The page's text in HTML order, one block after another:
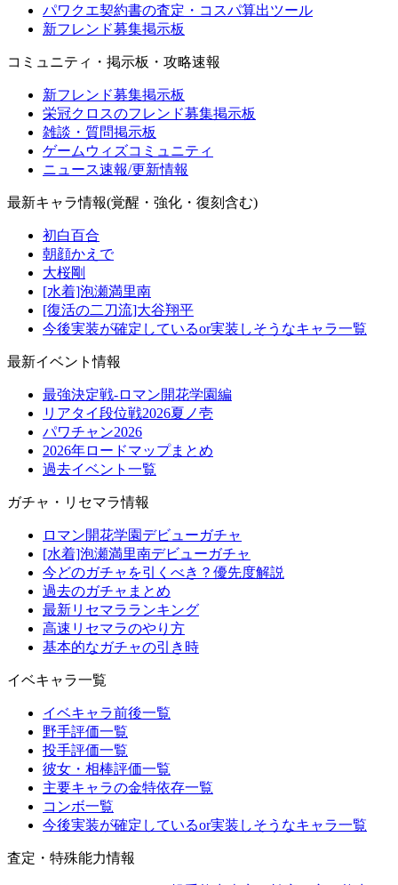
パワクエ契約書の査定・コスパ算出ツール
新フレンド募集掲示板
コミュニティ・掲示板・攻略速報
新フレンド募集掲示板
栄冠クロスのフレンド募集掲示板
雑談・質問掲示板
ゲームウィズコミュニティ
ニュース速報/更新情報
最新キャラ情報(覚醒・強化・復刻含む)
初白百合
朝顔かえで
大桜剛
[水着]泡瀬満里南
[復活の二刀流]大谷翔平
今後実装が確定しているor実装しそうなキャラ一覧
最新イベント情報
最強決定戦-ロマン開花学園編
リアタイ段位戦2026夏ノ壱
パワチャン2026
2026年ロードマップまとめ
過去イベント一覧
ガチャ・リセマラ情報
ロマン開花学園デビューガチャ
[水着]泡瀬満里南デビューガチャ
今どのガチャを引くべき？優先度解説
過去のガチャまとめ
最新リセマラランキング
高速リセマラのやり方
基本的なガチャの引き時
イベキャラ一覧
イベキャラ前後一覧
野手評価一覧
投手評価一覧
彼女・相棒評価一覧
主要キャラの金特依存一覧
コンボ一覧
今後実装が確定しているor実装しそうなキャラ一覧
査定・特殊能力情報